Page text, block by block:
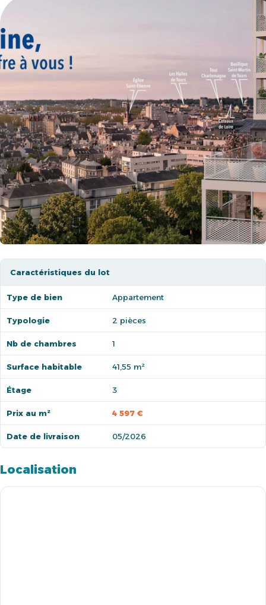
Caractéristiques du lot
Type de bien Appartement
Typologie 2 pièces
Nb de chambres 1
Surface habitable 41,55 m²
Étage 3
Prix au m² 4 597 €
Date de livraison 05/2026
Localisation